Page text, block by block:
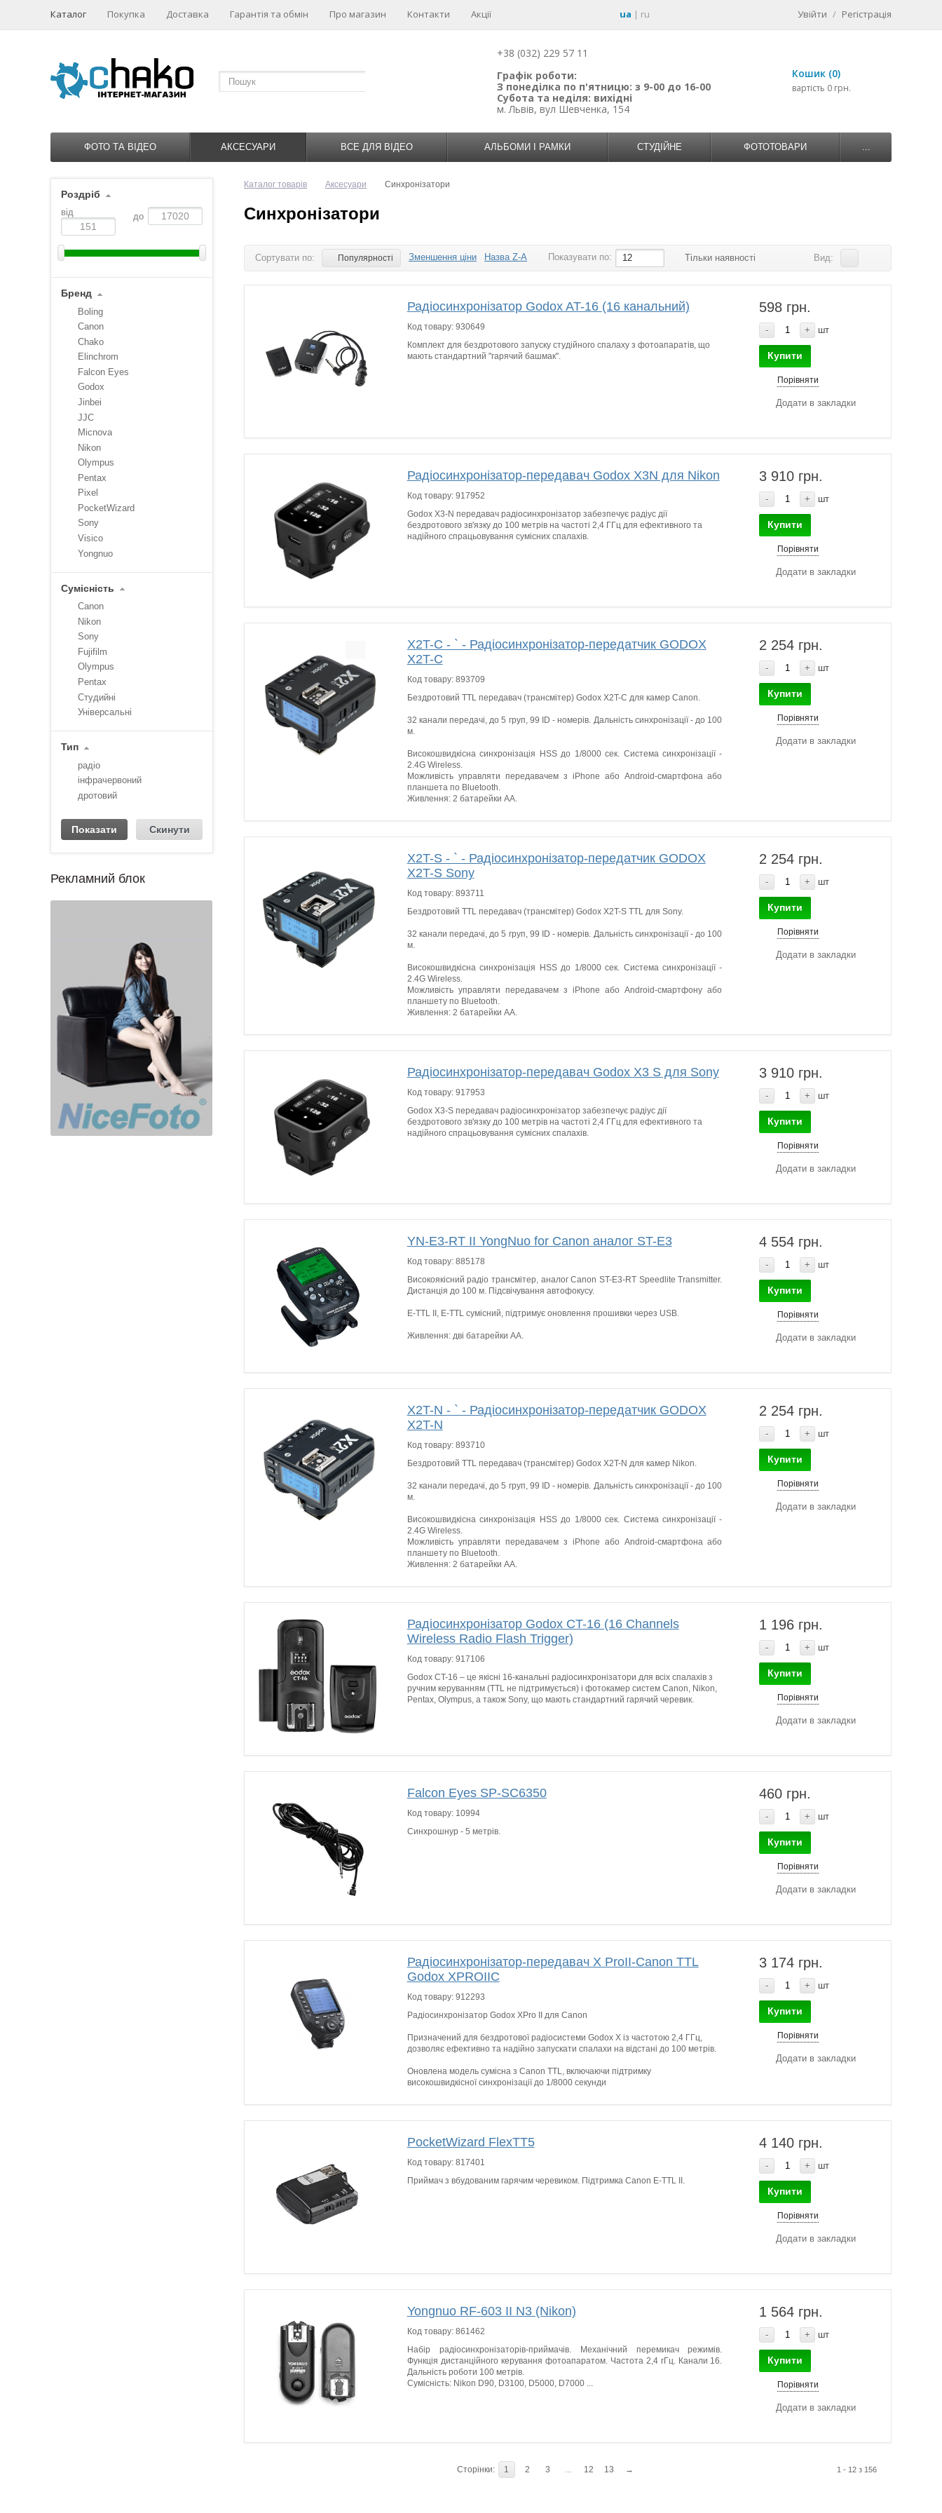
Каталог Покупка Доставка Гарантія та обмін Про магазин Контакти Акції ua | ru Увійти / Регістрація
+38 (032) 229 57 11
Графік роботи:
З понеділка по п'ятницю: з 9-00 до 16-00
Субота та неділя: вихідні
м. Львів, вул Шевченка, 154
Кошик (0)
вартість 0 грн.
ФОТО ТА ВІДЕО АКСЕСУАРИ ВСЕ ДЛЯ ВІДЕО АЛЬБОМИ І РАМКИ СТУДІЙНЕ ФОТОТОВАРИ ...
Роздріб
від до
Бренд
Boling
Canon
Chako
Elinchrom
Falcon Eyes
Godox
Jinbei
JJC
Micnova
Nikon
Olympus
Pentax
Pixel
PocketWizard
Sony
Visico
Yongnuo
Сумісність
Canon
Nikon
Sony
Fujifilm
Olympus
Pentax
Студийні
Універсальні
Тип
радіо
інфрачервоний
дротовий
1 2 3 4
Рекламний блок
Каталог товарів Аксесуари Синхронізатори
Синхронізатори
Сортувати по: Популярності Зменшення ціни Назва Z-A Показувати по: 12 Тільки наявності Вид:
Радіосинхронізатор Godox AT-16 (16 канальний)
Код товару: 930649
Комплект для бездротового запуску студійного спалаху з фотоапаратів, що
мають стандартний "гарячий башмак".
598 грн.
- + шт
Купити
Порівняти
Додати в закладки
Радіосинхронізатор-передавач Godox X3N для Nikon
Код товару: 917952
Godox X3-N передавач радіосинхронізатор забезпечує радіус дії
бездротового зв'язку до 100 метрів на частоті 2,4 ГГц для ефективного та
надійного спрацьовування сумісних спалахів.
3 910 грн.
- + шт
Купити
Порівняти
Додати в закладки
X2T-C - ` - Радіосинхронізатор-передатчик GODOX
X2T-C
Код товару: 893709
Бездротовий TTL передавач (трансмітер) Godox X2T-C для камер Canon.
32 канали передачі, до 5 груп, 99 ID - номерів. Дальність синхронізації - до 100
м.
Високошвидкісна синхронізація HSS до 1/8000 сек. Система синхронізації -
2.4G Wireless.
Можливість управляти передавачем з iPhone або Android-смартфона або
планшета по Bluetooth.
Живлення: 2 батарейки AA.
2 254 грн.
- + шт
Купити
Порівняти
Додати в закладки
X2T-S - ` - Радіосинхронізатор-передатчик GODOX
X2T-S Sony
Код товару: 893711
Бездротовий TTL передавач (трансмітер) Godox X2T-S TTL для Sony.
32 канали передачі, до 5 груп, 99 ID - номерів. Дальність синхронізації - до 100
м.
Високошвидкісна синхронізація HSS до 1/8000 сек. Система синхронізації -
2.4G Wireless.
Можливість управляти передавачем з iPhone або Android-смартфону або
планшету по Bluetooth.
Живлення: 2 батарейки AA.
2 254 грн.
- + шт
Купити
Порівняти
Додати в закладки
Радіосинхронізатор-передавач Godox X3 S для Sony
Код товару: 917953
Godox X3-S передавач радіосинхронізатор забезпечує радіус дії
бездротового зв'язку до 100 метрів на частоті 2,4 ГГц для ефективного та
надійного спрацьовування сумісних спалахів.
3 910 грн.
- + шт
Купити
Порівняти
Додати в закладки
YN-E3-RT II YongNuo for Canon аналог ST-E3
Код товару: 885178
Високоякісний радіо трансмітер, аналог Canon ST-E3-RT Speedlite Transmitter.
Дистанція до 100 м. Підсвічування автофокусу.
E-TTL II, E-TTL сумісний, підтримує оновлення прошивки через USB.
Живлення: дві батарейки АА.
4 554 грн.
- + шт
Купити
Порівняти
Додати в закладки
X2T-N - ` - Радіосинхронізатор-передатчик GODOX
X2T-N
Код товару: 893710
Бездротовий TTL передавач (трансмітер) Godox X2T-N для камер Nikon.
32 канали передачі, до 5 груп, 99 ID - номерів. Дальність синхронізації - до 100
м.
Високошвидкісна синхронізація HSS до 1/8000 сек. Система синхронізації -
2.4G Wireless.
Можливість управляти передавачем з iPhone або Android-смартфона або
планшету по Bluetooth.
Живлення: 2 батарейки AA.
2 254 грн.
- + шт
Купити
Порівняти
Додати в закладки
Радіосинхронізатор Godox CT-16 (16 Channels
Wireless Radio Flash Trigger)
Код товару: 917106
Godox CT-16 – це якісні 16-канальні радіосинхронізатори для всіх спалахів з
ручним керуванням (TTL не підтримується) і фотокамер систем Canon, Nikon,
Pentax, Olympus, а також Sony, що мають стандартний гарячий черевик.
1 196 грн.
- + шт
Купити
Порівняти
Додати в закладки
Falcon Eyes SP-SC6350
Код товару: 10994
Синхрошнур - 5 метрів.
460 грн.
- + шт
Купити
Порівняти
Додати в закладки
Радіосинхронізатор-передавач X ProII-Canon TTL
Godox XPROIIC
Код товару: 912293
Радіосинхронізатор Godox XPro II для Canon
Призначений для бездротової радіосистеми Godox X із частотою 2,4 ГГц,
дозволяє ефективно та надійно запускати спалахи на відстані до 100 метрів.
Оновлена ​​модель сумісна з Canon TTL, включаючи підтримку
високошвидкісної синхронізації до 1/8000 секунди
3 174 грн.
- + шт
Купити
Порівняти
Додати в закладки
PocketWizard FlexTT5
Код товару: 817401
Приймач з вбудованим гарячим черевиком. Підтримка Canon E-TTL II.
4 140 грн.
- + шт
Купити
Порівняти
Додати в закладки
Yongnuo RF-603 II N3 (Nikon)
Код товару: 861462
Набір радіосинхронізаторів-приймачів. Механічний перемикач режимів.
Функція дистанційного керування фотоапаратом. Частота 2,4 гГц. Канали 16.
Дальність роботи 100 метрів.
Сумісність: Nikon D90, D3100, D5000, D7000 ...
1 564 грн.
- + шт
Купити
Порівняти
Додати в закладки
1 - 12 з 156
Сторінки: 1 2 3 ... 12 13 →